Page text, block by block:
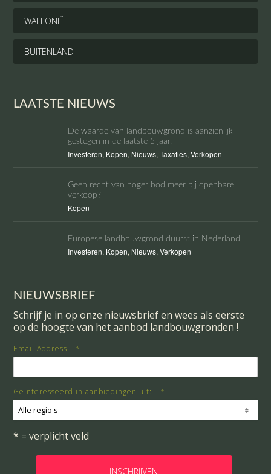
WALLONIË
BUITENLAND
LAATSTE NIEUWS
De waarde van landbouwgrond is aanzienlijk
gestegen in de laatste 5 jaar.
Investeren, Kopen, Nieuws,Taxaties,Verkopen
Geen recht van hoger bod meer bij openbare
verkoop?
Kopen
Europese landbouwgrond duurst in Nederland
Investeren, Kopen, Nieuws,Verkopen
NIEUWSBRIEF
Schrijf je in op onze nieuwsbrief en wees als eerste
op de hoogte van het aanbod landbouwgronden !
Email Address *
Geïnteresseerd in aanbiedingen uit: *
Alle regio's
* = verplicht veld